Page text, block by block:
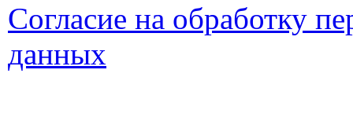
Согласие на обработку
данных